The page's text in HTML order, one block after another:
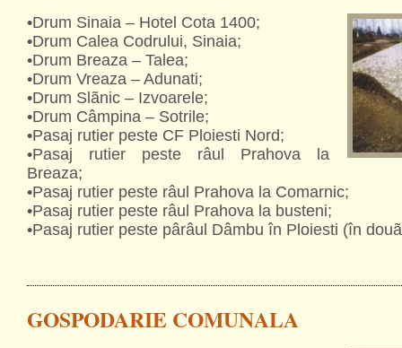
•Drum Sinaia – Hotel Cota 1400;
•Drum Calea Codrului, Sinaia;
•Drum Breaza – Talea;
•Drum Vreaza – Adunati;
•Drum Slãnic – Izvoarele;
•Drum Câmpina – Sotrile;
•Pasaj rutier peste CF Ploiesti Nord;
•Pasaj rutier peste râul Prahova la
Breaza;
•Pasaj rutier peste râul Prahova la Comarnic;
•Pasaj rutier peste râul Prahova la busteni;
•Pasaj rutier peste pârâul Dâmbu în Ploiesti (în
GOSPODARIE COMUNALA